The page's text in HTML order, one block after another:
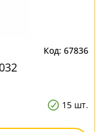
67836
15 шт.